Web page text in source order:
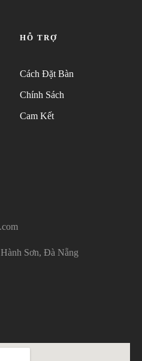
HỖ TRỢ
Cách Đặt Bàn
Chính Sách
Cam Kết
Sơn, Đà Nẵng